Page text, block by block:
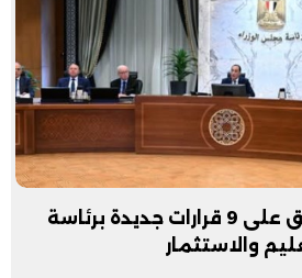
مجلس الوزراء يوافق على 9 قرارات جديدة برئاسة
والاستثمار